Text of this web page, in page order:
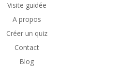
Visite guidée
A propos
Créer un quiz
Contact
Blog